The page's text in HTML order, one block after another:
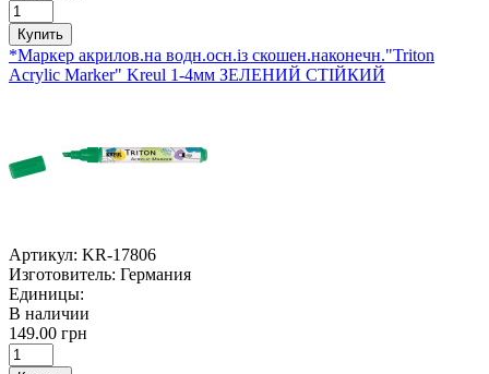
Купить
*Маркер акрилов.на водн.осн.із скошен.наконечн."Triton
Acrylic Marker" Kreul 1-4мм ЗЕЛЕНИЙ СТІЙКИЙ
Артикул: KR-17806
Изготовитель: Германия
Единицы:
В наличии
149.00 грн